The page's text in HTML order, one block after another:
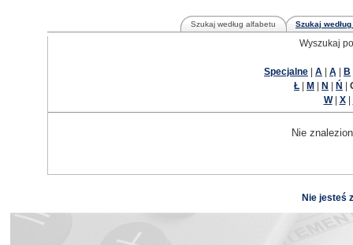
Szukaj według alfabetu Szukaj
Wyszukaj
Specjalne A Ą B
Ł
M N Ń
W| X|
Nie
Nie jesteś